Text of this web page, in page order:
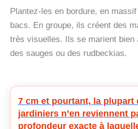
Plantez-les en bordure, en
bacs. En groupe, ils créent des
très visuelles. Ils se marient bien
des sauges ou des rudbeckias.
7 cm et pourtant, la plupart
jardiniers n’en reviennent
profondeur exacte à